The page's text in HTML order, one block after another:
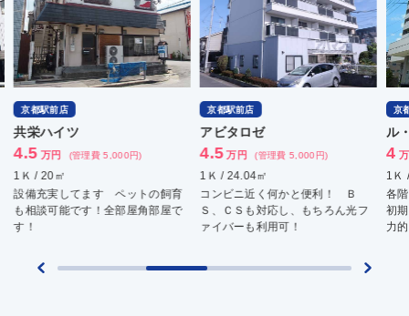
京都駅前店
共栄ハイツ
4.5 万円 (管理費 5,000円)
1Ｋ / 20㎡
設備充実してます ペットの飼育
も相談可能です！全部屋角部屋で
す！
京都駅前店
アビタロゼ
4.5 万円 (管理費 5,000円)
1Ｋ / 24.04㎡
コンビニ近く何かと便利！ Ｂ
Ｓ、ＣＳも対応し、もちろん光フ
ァイバーも利用可！
京
ル
4
1Ｋ
各
初
力